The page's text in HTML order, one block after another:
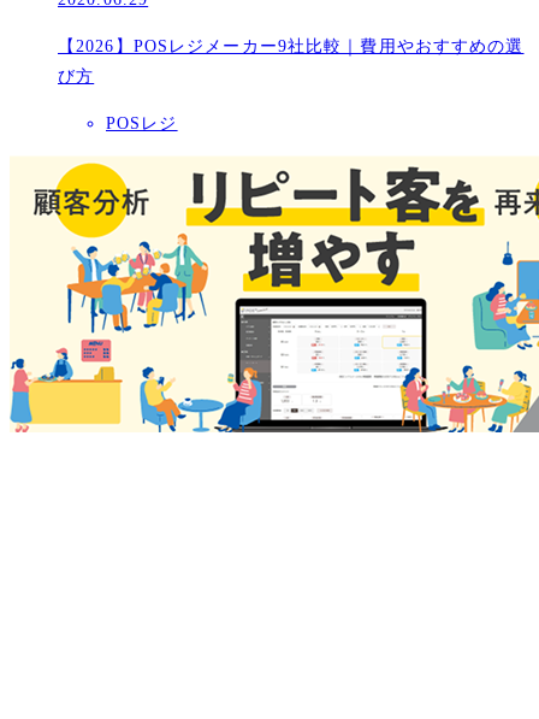
【2026】POSレジメーカー9社比較｜費用やおすすめの選
び方
POSレジ